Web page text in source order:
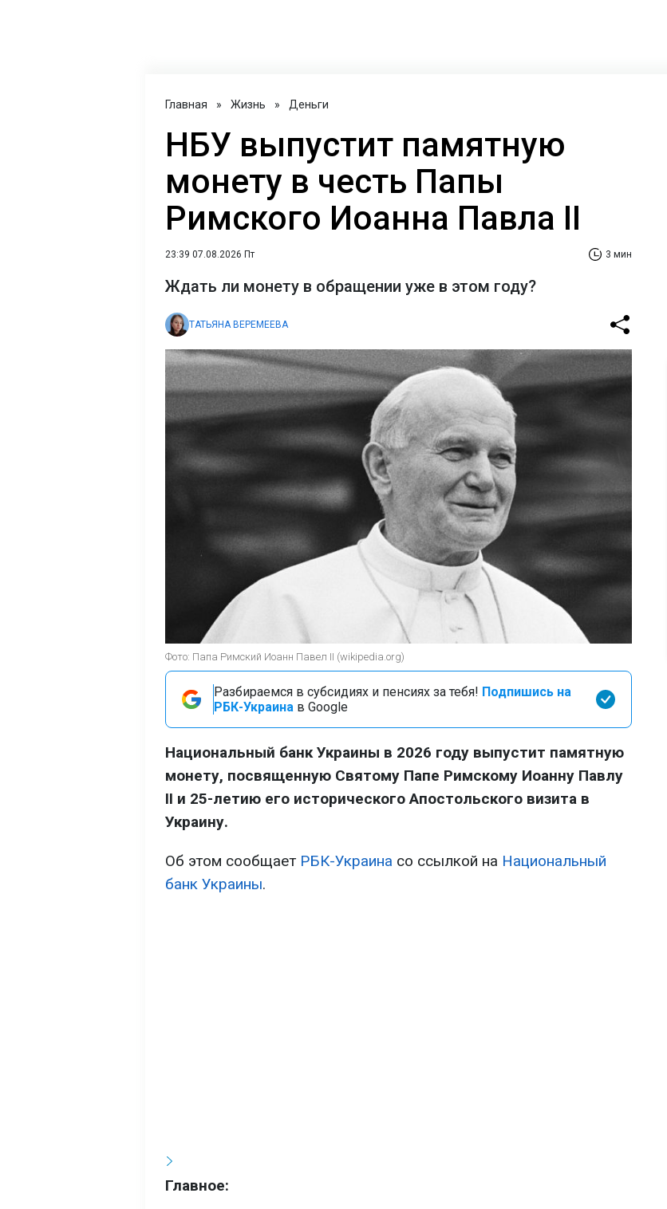
Главная » Жизнь » Деньги
НБУ выпустит памятную
монету в честь Папы
Римского Иоанна Павла II
23:39 07.08.2026 Пт 3 мин
Ждать ли монету в обращении уже в этом году?
ТАТЬЯНА ВЕРЕМЕЕВА
Фото: Папа Римский Иоанн Павел II (wikipedia.org)
Разбираемся в субсидиях и пенсиях за тебя! Подпишись на
РБК-Украина в Google
Национальный банк Украины в 2026 году выпустит памятную
монету, посвященную Святому Папе Римскому Иоанну Павлу
II и 25-летию его исторического Апостольского визита в
Украину.
Об этом сообщает РБК-Украина со ссылкой на Национальный
банк Украины.
Главное: